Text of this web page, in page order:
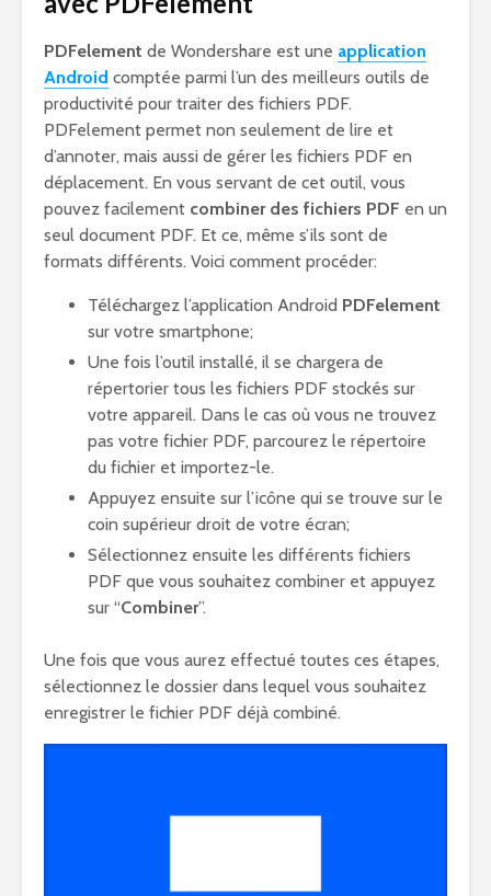
PDFelement de Wondershare est une application
Android comptée parmi l’un des meilleurs outils de
productivité pour traiter des fichiers PDF.
PDFelement permet non seulement de lire et
d’annoter, mais aussi de gérer les fichiers PDF en
déplacement. En vous servant de cet outil, vous
pouvez facilement combiner des fichiers PDF en un
seul document PDF. Et ce, même s’ils sont de
formats différents. Voici comment procéder:
Téléchargez l’application Android PDFelement
sur votre smartphone;
Une fois l’outil installé, il se chargera de
répertorier tous les fichiers PDF stockés sur
votre appareil. Dans le cas où vous ne trouvez
pas votre fichier PDF, parcourez le répertoire
du fichier et importez-le.
Appuyez ensuite sur l’icône qui se trouve sur le
coin supérieur droit de votre écran;
Sélectionnez ensuite les différents fichiers
PDF que vous souhaitez combiner et appuyez
sur “Combiner”.
Une fois que vous aurez effectué toutes ces étapes,
sélectionnez le dossier dans lequel vous souhaitez
enregistrer le fichier PDF déjà combiné.